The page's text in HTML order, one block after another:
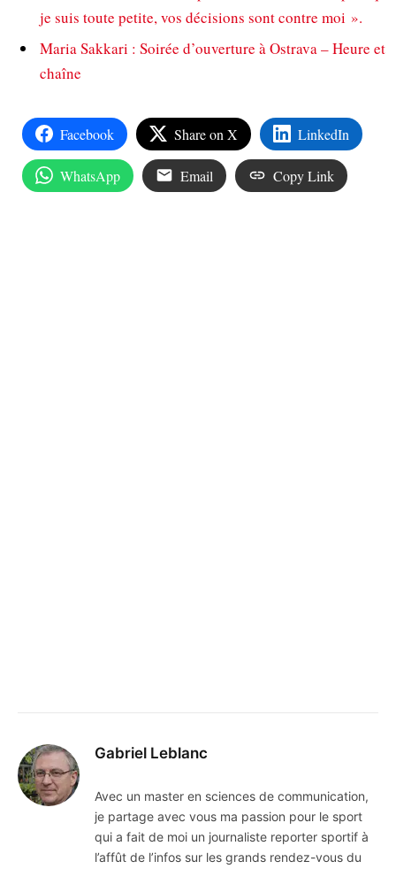
je suis toute petite, vos décisions sont contre moi ».
Maria Sakkari : Soirée d’ouverture à Ostrava – Heure et
chaîne
Facebook Share on X LinkedIn
WhatsApp Email Copy Link
Gabriel Leblanc
Avec un master en sciences de communication,
je partage avec vous ma passion pour le sport
qui a fait de moi un journaliste reporter sportif à
l’affût de l’infos sur les grands rendez-vous du